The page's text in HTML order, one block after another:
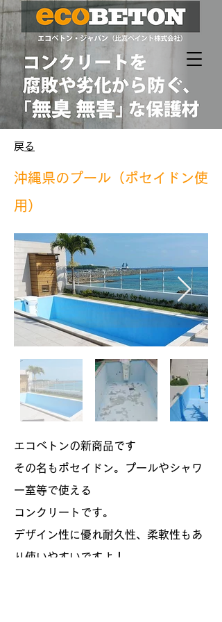
​戻る
沖縄県のプール（ポセイドン使
用）
エコベトンの新商品です
その名もポセイドン。プールやシャワ
ー室等で使える
コンクリートです。
デザイン性に優れ耐久性、柔軟性もあ
り使いやすいですよ！